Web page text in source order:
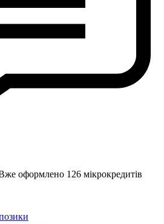
оформлено 126 мікрокредитів